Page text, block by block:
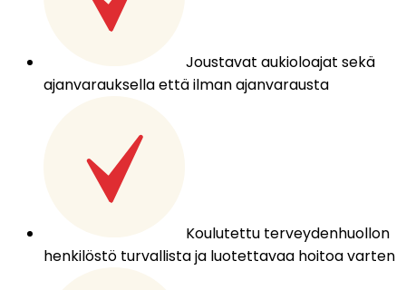
Joustavat aukioloajat sekä
ajanvarauksella että ilman ajanvarausta
Koulutettu terveydenhuollon
henkilöstö turvallista ja luotettavaa hoitoa varten